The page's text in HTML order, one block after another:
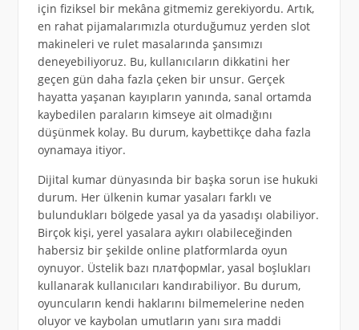
için fiziksel bir mekâna gitmemiz gerekiyordu. Artık,
en rahat pijamalarımızla oturduğumuz yerden slot
makineleri ve rulet masalarında şansımızı
deneyebiliyoruz. Bu, kullanıcıların dikkatini her
geçen gün daha fazla çeken bir unsur. Gerçek
hayatta yaşanan kayıpların yanında, sanal ortamda
kaybedilen paraların kimseye ait olmadığını
düşünmek kolay. Bu durum, kaybettikçe daha fazla
oynamaya itiyor.
Dijital kumar dünyasında bir başka sorun ise hukuki
durum. Her ülkenin kumar yasaları farklı ve
bulundukları bölgede yasal ya da yasadışı olabiliyor.
Birçok kişi, yerel yasalara aykırı olabileceğinden
habersiz bir şekilde online platformlarda oyun
oynuyor. Üstelik bazı платформlar, yasal boşlukları
kullanarak kullanıcıları kandırabiliyor. Bu durum,
oyuncuların kendi haklarını bilmemelerine neden
oluyor ve kaybolan umutların yanı sıra maddi